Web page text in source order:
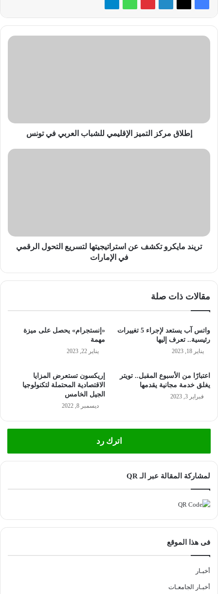
إطلاق
إطلاق مركز التميز الإقليمي للشباب العربي في تونس
تريند
في
الإمارات
تريند مايكرو تكشف عن استراتيجيتها لتسريع التحول الرقمي
في الإمارات
مقالات ذات صلة
واتس آب يستعد لإجراء 5 تغييرات
رئيسية.. تعرف إليها
يناير 18, 2023
«إنستجرام» يحصل على ميزة
مهمة
يناير 22, 2023
اعتبارًا من الأسبوع المقبل.. تويتر
يغلق خدمة مجانية يقدمها
فبراير 3, 2023
إريكسون تستعرض المزايا
الاقتصادية المحتملة لتكنولوجيا
الجيل الخامس
ديسمبر 8, 2022
اترك رد
لمشاركة المقالة عبر الـ QR
فى هذا الموقع
أخبـار
أخبـار الجامعـات